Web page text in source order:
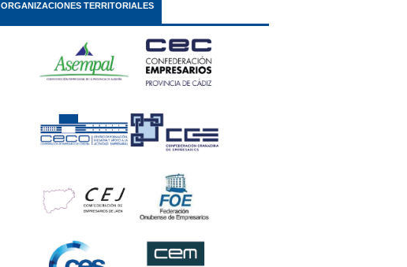
ORGANIZACIONES TERRITORIALES